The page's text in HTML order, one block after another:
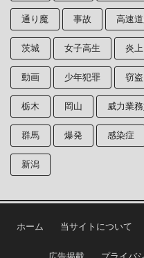
通り魔 事故 高速
茨城 女子高生 炎上
動画 少年犯罪 窃盗
栃木 岡山 威力業
群馬 爆発 感染症
新潟
ホーム 当サイトについて